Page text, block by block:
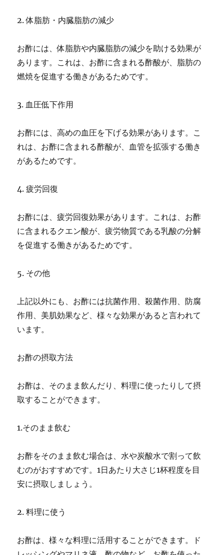
2. 体脂肪・内臓脂肪の減少
お酢には、体脂肪や内臓脂肪の減少を助ける効果が
あります。これは、お酢に含まれる酢酸が、脂肪の
燃焼を促進する働きがあるためです。
3. 血圧低下作用
お酢には、高めの血圧を下げる効果があります。こ
れは、お酢に含まれる酢酸が、血管を拡張する働き
があるためです。
4. 疲労回復
お酢には、疲労回復効果があります。これは、お酢
に含まれるクエン酸が、疲労物質である乳酸の分解
を促進する働きがあるためです。
5. その他
上記以外にも、お酢には抗菌作用、殺菌作用、防腐
作用、美肌効果など、様々な効果があると言われて
います。
お酢の摂取方法
お酢は、そのまま飲んだり、料理に使ったりして摂
取することができます。
1.そのまま飲む
お酢をそのまま飲む場合は、水や炭酸水で割って飲
むのがおすすめです。1日あたり大さじ1杯程度を目
安に摂取しましょう。
2. 料理に使う
お酢は、様々な料理に活用することができます。ド